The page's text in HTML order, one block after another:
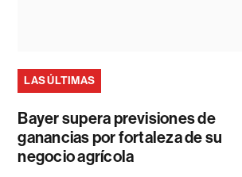
LAS ÚLTIMAS
Bayer supera previsiones de
ganancias por fortaleza de su
negocio agrícola